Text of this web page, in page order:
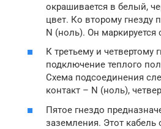
окрашивается в белый,
цвет. Ко второму гнезду
N (ноль). Он
К третьему и четвертому
подключение теплого
Схема подсоединения
контакт – N (ноль),
Пятое гнездо
заземления. Этот